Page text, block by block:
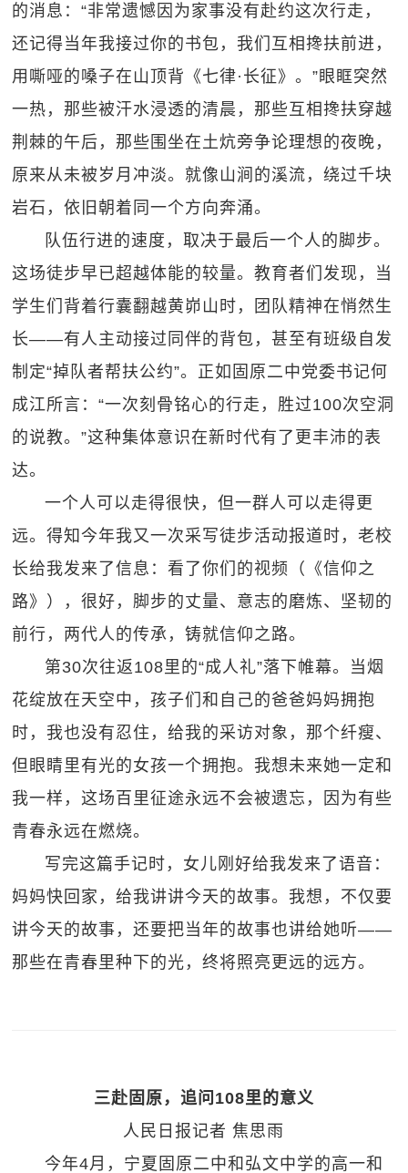
的消息：“非常遗憾因为家事没有赴约这次行走，
还记得当年我接过你的书包，我们互相搀扶前进，
用嘶哑的嗓子在山顶背《七律·长征》。”眼眶突然
一热，那些被汗水浸透的清晨，那些互相搀扶穿越
荆棘的午后，那些围坐在土炕旁争论理想的夜晚，
原来从未被岁月冲淡。就像山涧的溪流，绕过千块
岩石，依旧朝着同一个方向奔涌。
队伍行进的速度，取决于最后一个人的脚步。
这场徒步早已超越体能的较量。教育者们发现，当
学生们背着行囊翻越黄峁山时，团队精神在悄然生
长——有人主动接过同伴的背包，甚至有班级自发
制定“掉队者帮扶公约”。正如固原二中党委书记何
成江所言：“一次刻骨铭心的行走，胜过100次空洞
的说教。”这种集体意识在新时代有了更丰沛的表
达。
一个人可以走得很快，但一群人可以走得更
远。得知今年我又一次采写徒步活动报道时，老校
长给我发来了信息：看了你们的视频（《信仰之
路》），很好，脚步的丈量、意志的磨炼、坚韧的
前行，两代人的传承，铸就信仰之路。
第30次往返108里的“成人礼”落下帷幕。当烟
花绽放在天空中，孩子们和自己的爸爸妈妈拥抱
时，我也没有忍住，给我的采访对象，那个纤瘦、
但眼睛里有光的女孩一个拥抱。我想未来她一定和
我一样，这场百里征途永远不会被遗忘，因为有些
青春永远在燃烧。
写完这篇手记时，女儿刚好给我发来了语音：
妈妈快回家，给我讲讲今天的故事。我想，不仅要
讲今天的故事，还要把当年的故事也讲给她听——
那些在青春里种下的光，终将照亮更远的远方。
三赴固原，追问108里的意义
人民日报记者 焦思雨
今年4月，宁夏固原二中和弘文中学的高一和